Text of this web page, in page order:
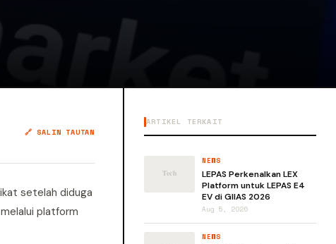
🔗 SALIN TAUTAN
setelah diduga
platform
ARTIKEL TERKAIT
NEWS
LEPAS Perkenalkan LEX
Platform untuk LEPAS E4
EV di GIIAS 2026
Aug 5, 2026
NEWS